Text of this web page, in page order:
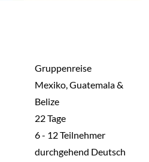
Gruppenreise
Mexiko, Guatemala &
Belize
22 Tage
6 - 12 Teilnehmer
durchgehend Deutsch